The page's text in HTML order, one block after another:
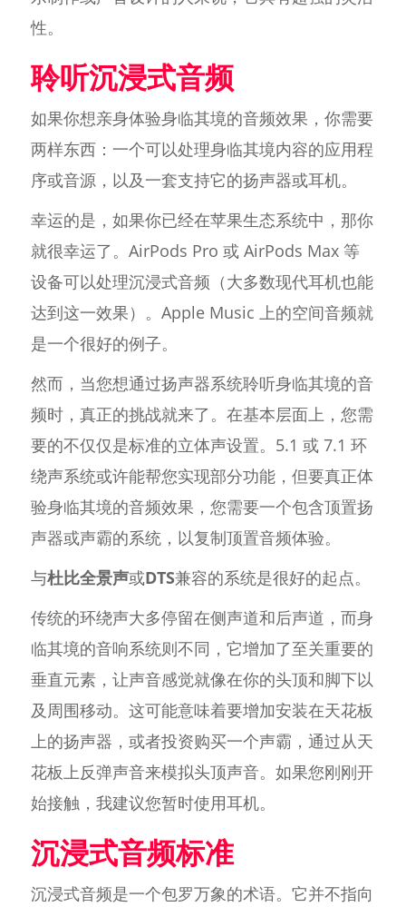
性。
聆听沉浸式音频
如果你想亲身体验身临其境的音频效果，你需要
两样东西：一个可以处理身临其境内容的应用程
序或音源，以及一套支持它的扬声器或耳机。
幸运的是，如果你已经在苹果生态系统中，那你
就很幸运了。AirPods Pro 或 AirPods Max 等
设备可以处理沉浸式音频（大多数现代耳机也能
达到这一效果）。Apple Music 上的空间音频就
是一个很好的例子。
然而，当您想通过扬声器系统聆听身临其境的音
频时，真正的挑战就来了。在基本层面上，您需
要的不仅仅是标准的立体声设置。5.1 或 7.1 环
绕声系统或许能帮您实现部分功能，但要真正体
验身临其境的音频效果，您需要一个包含顶置扬
声器或声霸的系统，以复制顶置音频体验。
与杜比全景声或DTS兼容的系统是很好的起点。
传统的环绕声大多停留在侧声道和后声道，而身
临其境的音响系统则不同，它增加了至关重要的
垂直元素，让声音感觉就像在你的头顶和脚下以
及周围移动。这可能意味着要增加安装在天花板
上的扬声器，或者投资购买一个声霸，通过从天
花板上反弹声音来模拟头顶声音。如果您刚刚开
始接触，我建议您暂时使用耳机。
沉浸式音频标准
沉浸式音频是一个包罗万象的术语。它并不指向